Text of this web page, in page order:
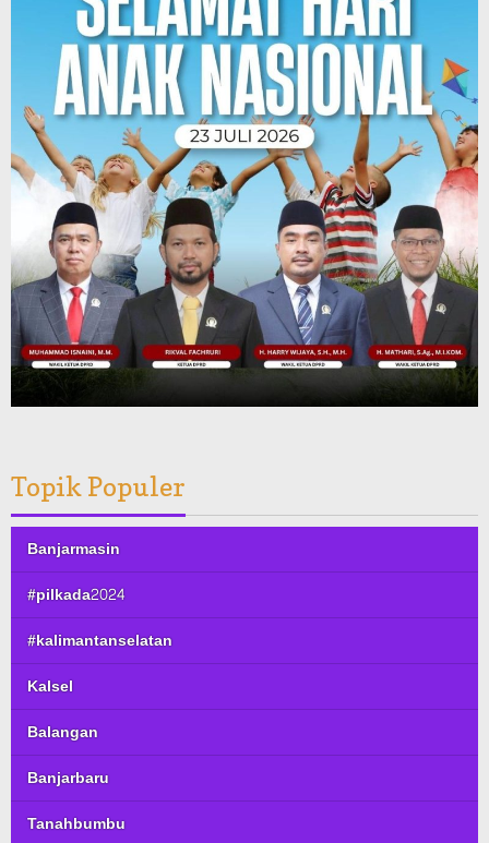
Topik Populer
Banjarmasin
#pilkada2024
#kalimantanselatan
Kalsel
Balangan
Banjarbaru
Tanahbumbu